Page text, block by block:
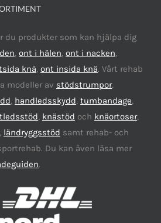
du produkter som kan hjälpa dig
, ont i hälen, ont i nacken,
knä, ont insida knä. Vårt rehab
modeller av stödstrumpor,
, handledsskydd, tumbandage,
, knästöd och knäortoser,
, ländryggsstöd samt rehab- och
Du kan även läsa mer
.